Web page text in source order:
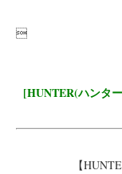

[HUNTER(ハンタ
【